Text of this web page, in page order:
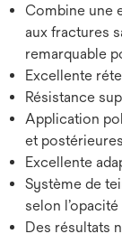
Combine une
aux fractures
remarquable
Excellente
Résistance
Application
et postérieures
Excellente
Système de
selon l’opacité
Des résultats